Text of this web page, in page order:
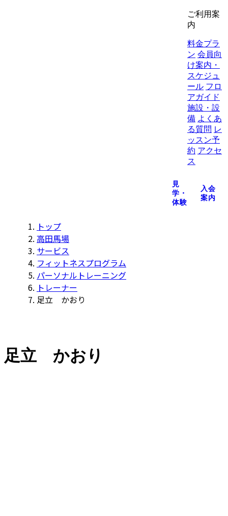
ご利用案
内
料金プラ
ン 会員向
け案内・
スケジュ
ール フロ
アガイド
施設・設
備 よくあ
る質問 レ
ッスン予
約 アクセ
ス
見
学・
体験
入会
案内
トップ
高田馬場
サービス
フィットネスプログラム
パーソナルトレーニング
トレーナー
足立 かおり
足立 かおり